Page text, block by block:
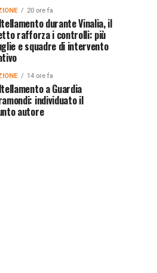
20 ore fa
durante Vinalia, il
rafforza i controlli: più
e squadre di intervento
14 ore fa
a Guardia
individuato il
autore